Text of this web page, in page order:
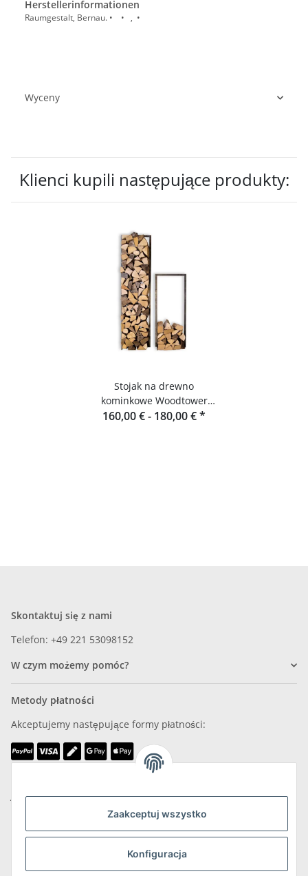
Zaakceptuj wszystko
Konfiguracja
Herstellerinformationen
Raumgestalt, Bernau. • • , •
Wyceny
Klienci kupili następujące produkty:
Stojak na drewno
kominkowe Woodtower
firmy Raumgestalt
160,00 € - 180,00 €*
Skontaktuj się z nami
Telefon: +49 221 53098152
W czym możemy pomóc?
Metody płatności
Akceptujemy następujące formy płatności:
Jesteśmy członkiem